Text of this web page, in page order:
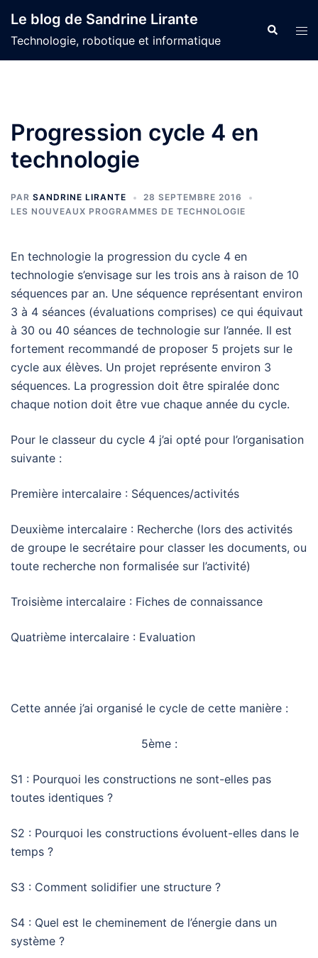
au
contenu
Le blog de Sandrine Lirante
Technologie, robotique et informatique
Progression cycle 4 en
technologie
PAR SANDRINE LIRANTE
28 SEPTEMBRE 2016
LES NOUVEAUX PROGRAMMES DE TECHNOLOGIE
En technologie la progression du cycle 4 en
technologie s’envisage sur les trois ans à raison de 10
séquences par an. Une séquence représentant environ
3 à 4 séances (évaluations comprises) ce qui équivaut
à 30 ou 40 séances de technologie sur l’année. Il est
fortement recommandé de proposer 5 projets sur le
cycle aux élèves. Un projet représente environ 3
séquences. La progression doit être spiralée donc
chaque notion doit être vue chaque année du cycle.
Pour le classeur du cycle 4 j’ai opté pour l’organisation
suivante :
Première intercalaire : Séquences/activités
Deuxième intercalaire : Recherche (lors des activités
de groupe le secrétaire pour classer les documents, ou
toute recherche non formalisée sur l’activité)
Troisième intercalaire : Fiches de connaissance
Quatrième intercalaire : Evaluation
Cette année j’ai organisé le cycle de cette manière :
5ème :
S1 : Pourquoi les constructions ne sont-elles pas
toutes identiques ?
S2 : Pourquoi les constructions évoluent-elles dans le
temps ?
S3 : Comment solidifier une structure ?
S4 : Quel est le cheminement de l’énergie dans un
système ?